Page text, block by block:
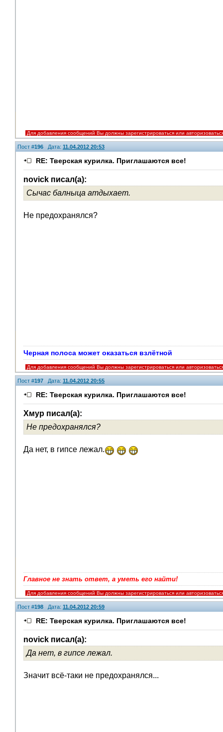
Для добавления сообщений Вы должны зарегистрироваться или
Пост #196 Дата: 11.04.2012 20:53
RE: Тверская курилка. Приглашаются все!
novick писал(а):
Сычас балныца атдыхает.
Не предохранялся?
Черная полоса может оказаться взлётной
Для добавления сообщений Вы должны зарегистрироваться или
Пост #197 Дата: 11.04.2012 20:55
RE: Тверская курилка. Приглашаются все!
Хмур писал(а):
Не предохранялся?
Да нет, в гипсе лежал.
Главное не знать ответ, а уметь его найти!
Для добавления сообщений Вы должны зарегистрироваться или
Пост #198 Дата: 11.04.2012 20:59
RE: Тверская курилка. Приглашаются все!
novick писал(а):
Да нет, в гипсе лежал.
Значит всё-таки не предохранялся...